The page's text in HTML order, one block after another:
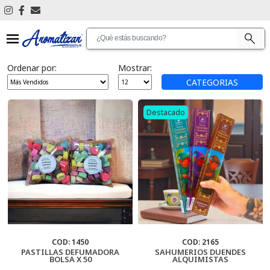
Ordenar por:
Mostrar:
CATEGORIAS
COD: 1450
PASTILLAS DEFUMADORA
BOLSA X 50
Destacado
COD: 2165
SAHUMERIOS DUENDES
ALQUIMISTAS
Ver Todos
Antimosquitos
Articulos De Limpieza
Aromatizantes De Ambientes
Aromatizantes De Auto
Articulos De Promocion
Bijouterie
Cascadas De Humo